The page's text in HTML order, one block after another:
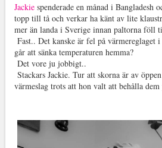
Jackiespenderade en månad i Bangladesh
topp till tå och verkar ha känt av lite
mer än landa i Sverige innan paltorna föll
Fast.. Det kanske är fel på värmereglaget
går att sänka temperaturen hemma?
Det vore ju jobbigt..
Stackars Jackie. Tur att skorna är av
värmeslag trots att hon valt att behålla dem